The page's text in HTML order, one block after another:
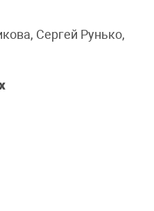
Сергей Рунько,